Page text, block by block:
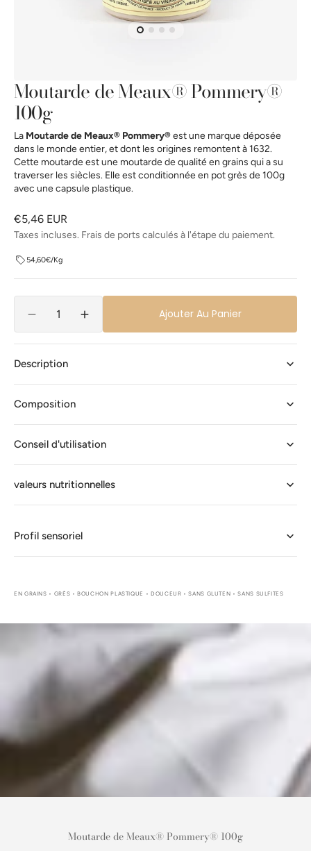
la
vue
de
Moutarde de Meaux® Pommery®
100g
La Moutarde de Meaux® Pommery®est une marque déposée
dans le monde entier, et dont les origines remontent à 1632.
Cette moutarde est une moutarde de qualité en grains qui a su
traverser les siècles. Elle est conditionnée en pot grès de 100g
avec une capsule plastique.
Prix
habituel
€5,46 EUR
Taxes incluses. Frais de ports calculés à l'étape du paiement.
54,60€/Kg
Réduire
la
de
Meaux®
Pommery®
100g
Augmenter
la
Pommery®
100g
Ajouter Au Panier
Description
Composition
Conseil d'utilisation
valeurs nutritionnelles
Profil sensoriel
EN GRAINS • GRÈS • BOUCHON PLASTIQUE • DOUCEUR • SANS GLUTEN • SANS SULFITES
Moutarde de Meaux® Pommery® 100g